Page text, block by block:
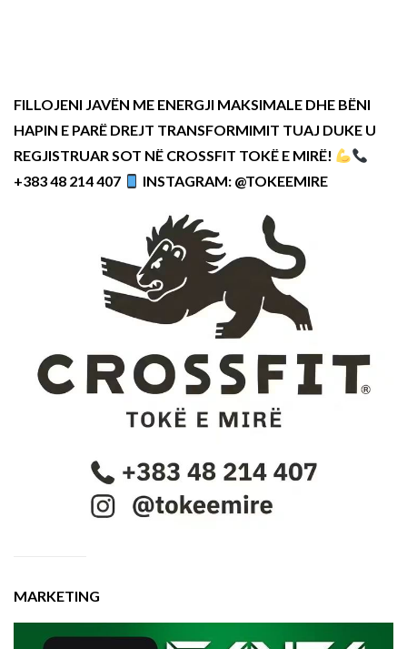
FILLOJENI JAVËN ME ENERGJI MAKSIMALE DHE BËNI
HAPIN E PARË DREJT TRANSFORMIMIT TUAJ DUKE U
REGJISTRUAR SOT NË CROSSFIT TOKË E MIRË!
+383 48 214 407
INSTAGRAM: @TOKEEMIRE
MARKETING